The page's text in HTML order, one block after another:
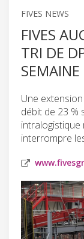
FIVES NEWS
FIVES
TRI DE
SEMAINE
Une
débit de 23 %
interrompre